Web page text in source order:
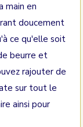
main en
doucement
ce qu'elle soit
beurre et
rajouter de
sur tout le
ainsi pour